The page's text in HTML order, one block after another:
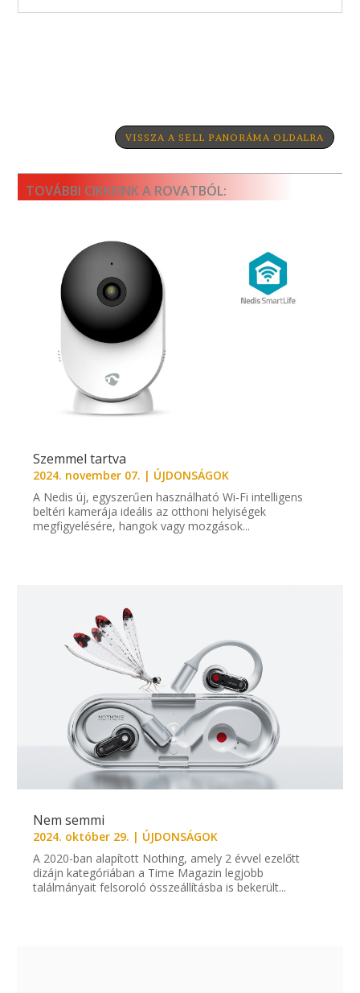
VISSZA A SELL PANORÁMA OLDALRA
TOVÁBBI CIKKEINK A ROVATBÓL:
Szemmel tartva
2024. november 07. | ÚJDONSÁGOK
A Nedis új, egyszerűen használható Wi-Fi intelligens
beltéri kamerája ideális az otthoni helyiségek
megfigyelésére, hangok vagy mozgások...
Nem semmi
2024. október 29. | ÚJDONSÁGOK
A 2020-ban alapított Nothing, amely 2 évvel ezelőtt
dizájn kategóriában a Time Magazin legjobb
találmányait felsoroló összeállításba is bekerült...